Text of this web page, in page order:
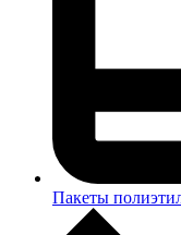
Пакеты